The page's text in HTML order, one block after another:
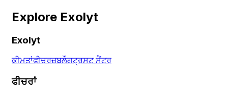
Explore Exolyt
Exolyt
ਕੀਮਤਾਂਫੀਚਰਜ਼ਬਲੌਗਟ੍ਰਸਟ ਸੈਂਟਰ
ਫੀਚਰਾਂ